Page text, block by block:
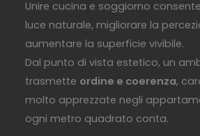
Unire cucina e soggiorno
luce naturale, migliorare la
aumentare la superficie vivibile.
Dal punto di vista estetico, un
trasmette ordine e coerenza,
molto apprezzate negli
ogni metro quadrato conta.